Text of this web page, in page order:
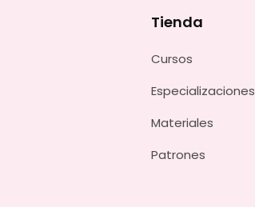
Tienda
Cursos
Especializaciones
Materiales
Patrones